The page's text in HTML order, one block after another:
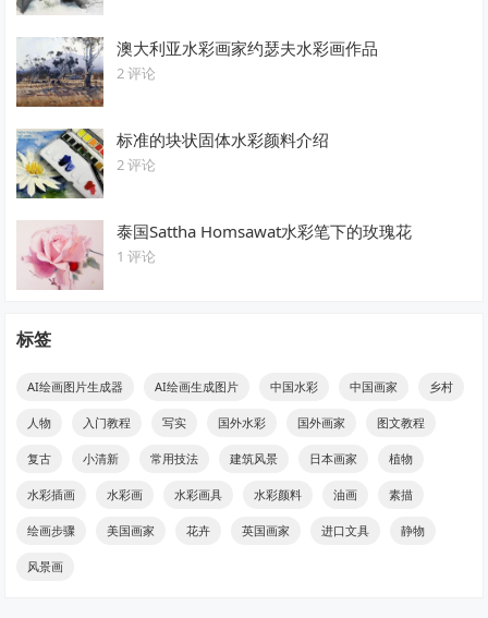
澳大利亚水彩画家约瑟夫水彩画作品
2 评论
标准的块状固体水彩颜料介绍
2 评论
泰国Sattha Homsawat水彩笔下的玫瑰花
1 评论
标签
AI绘画图片生成器 AI绘画生成图片 中国水彩 中国画家 乡村
人物 入门教程 写实 国外水彩 国外画家 图文教程
复古 小清新 常用技法 建筑风景 日本画家 植物
水彩插画 水彩画 水彩画具 水彩颜料 油画 素描
绘画步骤 美国画家 花卉 英国画家 进口文具 静物
风景画